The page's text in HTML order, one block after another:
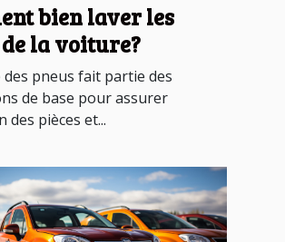
bien laver les
la voiture?
des pneus fait partie des
de base pour assurer
des pièces et...